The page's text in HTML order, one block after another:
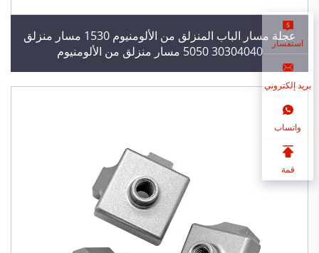
عجلة مسار الباب المنزلق من الألومنيوم 1530 مسار منزلق
30304040 5050 مسار منزلق من الألومنيوم
استفسار
بريد إلكتروني
واتساب
قمة